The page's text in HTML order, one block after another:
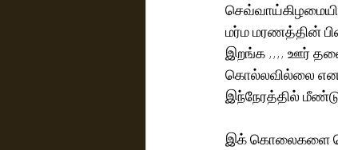
மர்ம மரணத்தின்
இறங்க ,,,, ஊர்
கொல்லவில்லை என
இந்நேரத்தில்
இக் கொலைகளை